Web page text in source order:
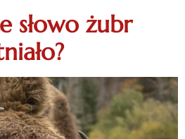
słowo żubr